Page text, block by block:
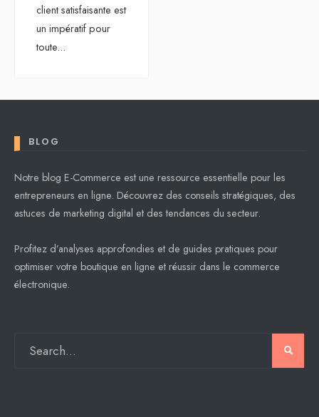
client satisfaisante est
un impératif pour
toute...
BLOG
Notre blog E-Commerce est une ressource essentielle pour les
entrepreneurs en ligne. Découvrez des conseils stratégiques, des
astuces de marketing digital et des tendances du secteur.
Profitez d’analyses approfondies et de guides pratiques pour
optimiser votre boutique en ligne et réussir dans le commerce
électronique.